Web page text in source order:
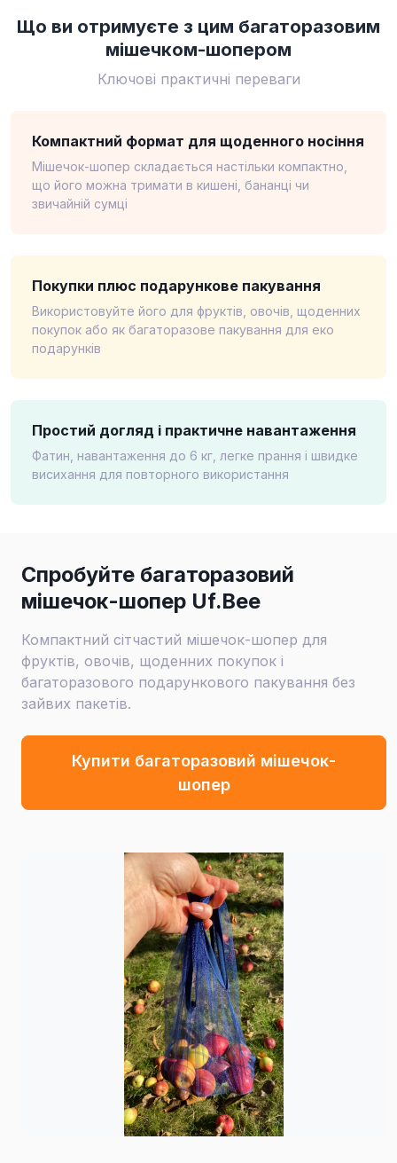
Що ви отримуєте з цим багаторазовим
мішечком-шопером
Ключові практичні переваги
Компактний формат для щоденного носіння
Мішечок-шопер складається настільки компактно,
що його можна тримати в кишені, бананці чи
звичайній сумці
Покупки плюс подарункове пакування
Використовуйте його для фруктів, овочів, щоденних
покупок або як багаторазове пакування для еко
подарунків
Простий догляд і практичне навантаження
Фатин, навантаження до 6 кг, легке прання і швидке
висихання для повторного використання
Спробуйте багаторазовий
мішечок-шопер Uf.Bee
Компактний сітчастий мішечок-шопер для
фруктів, овочів, щоденних покупок і
багаторазового подарункового пакування без
зайвих пакетів.
Купити багаторазовий мішечок-
шопер